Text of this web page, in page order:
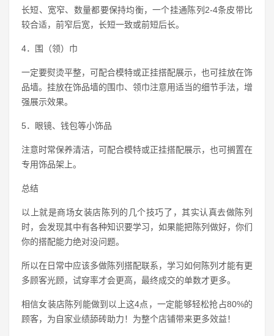
长短、宽窄、数量都要保持均衡，一个挂通陈列2-4条皮带比
较合适，前窄后宽，长短一致或前短后长。
4．围（领）巾
一定要熨烫平整，可配合模特或正挂搭配展示，也可挂放在饰
品墙。挂放在饰品墙的围巾、领巾注意用适当的细节手法，增
强展示效果。
5．眼镜、钱包等小饰品
注意时常保养清洁，可配合模特或正挂搭配展示，也可搁置在
专用饰品架上。
总结
以上就是商场女装店陈列的几个技巧了，其实认真去做陈列
时，会发现其中有各种知识要学习，如果能把陈列做好，你们
你的搭配能力绝对没问题。
所以在日常中应该多做陈列搭配联系，学习如何陈列才能有更
多顾客光顾，试穿率才会更高，最终成交的单数才更多。
相信女装店陈列能做到以上这4点，一定能够轻松抢占80%的
顾客，为自家业绩舔砖助力！为整个店铺带来更多效益！